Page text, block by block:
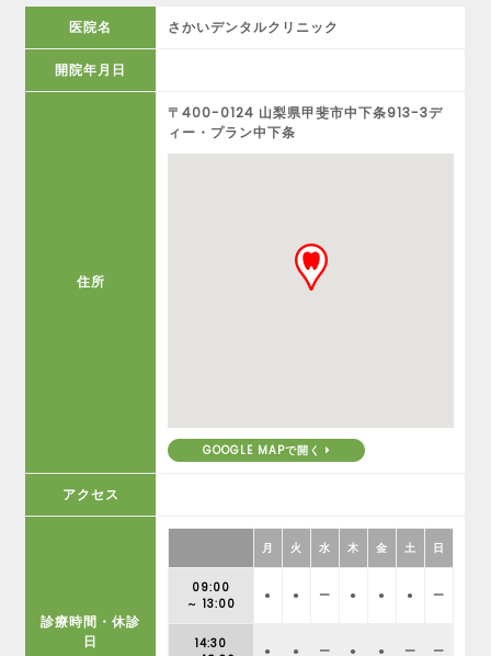
医院名 さかいデンタルクリニック
開院年月日
住所
〒400-0124 山梨県甲斐市中下条913-3デ
ィー・プラン中下条
GOOGLE MAPで開く
アクセス
診療時間・休診
日
月 火 水 木 金 土 日
09:00
～ 13:00
● ● ー ● ● ● ー
14:30
● ● ー ● ● ー ー